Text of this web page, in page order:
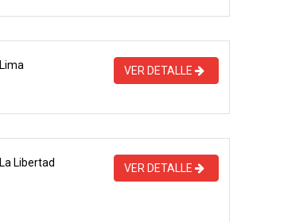
Lima VER DETALLE
La Libertad VER DETALLE